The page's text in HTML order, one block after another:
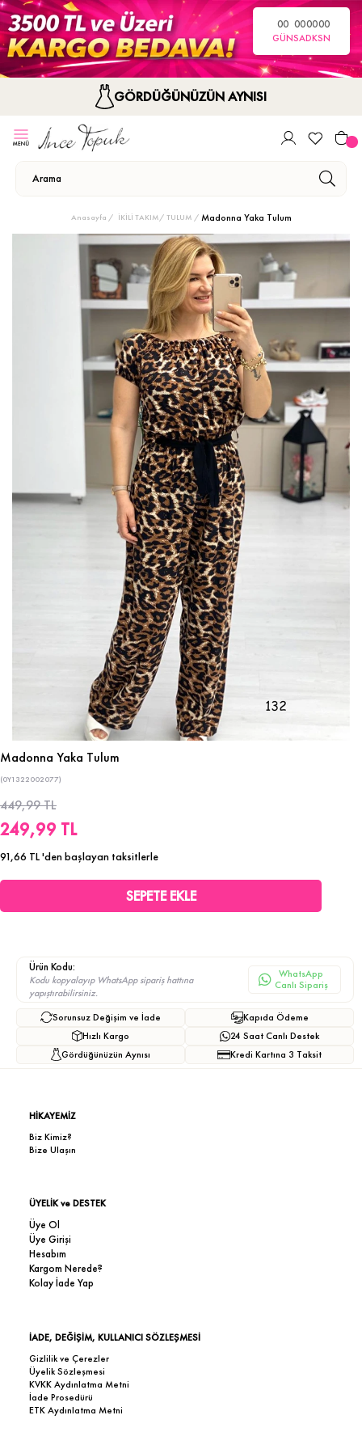
00
GÜN
00
SA
00
DK
00
SN
GÖRDÜĞÜNÜZÜN AYNISI
Anasayfa İKİLİ TAKIM/ TULUM Madonna Yaka Tulum
Madonna Yaka Tulum
(0Y1322002077)
449,99 TL
249,99 TL
91,66 TL'den başlayan taksitlerle
Ürün Kodu:
Kodu kopyalayıp WhatsApp sipariş hattına
yapıştırabilirsiniz.
WhatsApp
Canlı Sipariş
Sorunsuz Değişim ve İade
Hızlı Kargo
Gördüğünüzün Aynısı
Kapıda Ödeme
24 Saat Canlı Destek
Kredi Kartına 3 Taksit
HİKAYEMİZ
Biz Kimiz?
Bize Ulaşın
ÜYELİK ve DESTEK
Üye Ol
Üye Girişi
Hesabım
Kargom Nerede?
Kolay İade Yap
İADE, DEĞİŞİM, KULLANICI SÖZLEŞMESİ
Gizlilik ve Çerezler
Üyelik Sözleşmesi
KVKK Aydınlatma Metni
İade Prosedürü
ETK Aydınlatma Metni